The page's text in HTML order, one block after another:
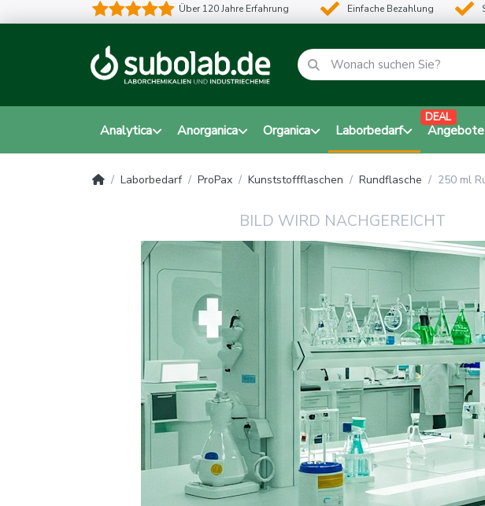
Über 120 Jahre Erfahrung Einfache Bezahlung
Analytica Anorganica Organica Laborbedarf Angebote
DEAL
Laborbedarf ProPax Kunststoffflaschen Rundflasche 250 ml